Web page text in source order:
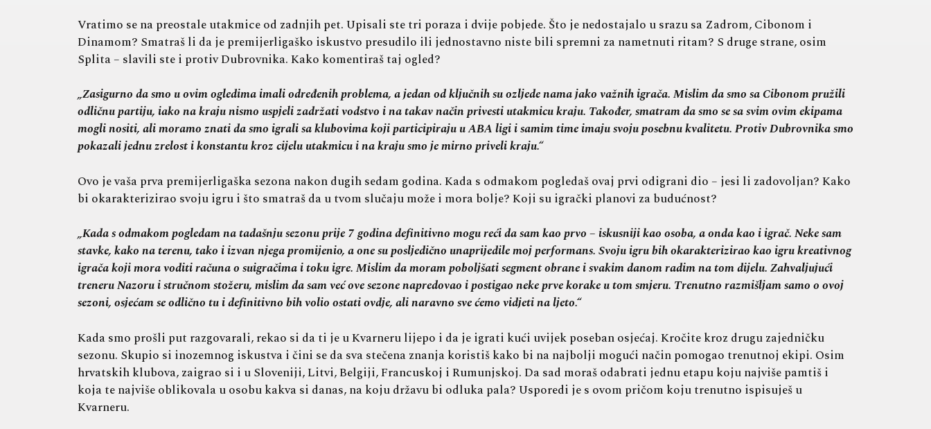
Vratimo se na preostale utakmice od zadnjih pet. Upisali ste tri poraza i dvije pobjede. Što je nedostajalo u srazu sa Zadrom, Cibonom i
Dinamom? Smatraš li da je premijerligaško iskustvo presudilo ili jednostavno niste bili spremni za nametnuti ritam? S druge strane, osim
Splita – slavili ste i protiv Dubrovnika. Kako komentiraš taj ogled?
„Zasigurno da smo u ovim ogledima imali određenih problema, a jedan od ključnih su ozljede nama jako važnih igrača. Mislim da smo sa Cibonom pružili
odličnu partiju, iako na kraju nismo uspjeli zadržati vodstvo i na takav način privesti utakmicu kraju. Također, smatram da smo se sa svim ovim ekipama
mogli nositi, ali moramo znati da smo igrali sa klubovima koji participiraju u ABA ligi i samim time imaju svoju posebnu kvalitetu. Protiv Dubrovnika smo
pokazali jednu zrelost i konstantu kroz cijelu utakmicu i na kraju smo je mirno priveli kraju.“
Ovo je vaša prva premijerligaška sezona nakon dugih sedam godina. Kada s odmakom pogledaš ovaj prvi odigrani dio – jesi li zadovoljan? Kako
bi okarakterizirao svoju igru i što smatraš da u tvom slučaju može i mora bolje? Koji su igrački planovi za budućnost?
„Kada s odmakom pogledam na tadašnju sezonu prije 7 godina definitivno mogu reći da sam kao prvo – iskusniji kao osoba, a onda kao i igrač. Neke sam
stavke, kako na terenu, tako i izvan njega promijenio, a one su posljedično unaprijedile moj performans. Svoju igru bih okarakterizirao kao igru kreativnog
igrača koji mora voditi računa o suigračima i toku igre. Mislim da moram poboljšati segment obrane i svakim danom radim na tom dijelu. Zahvaljujući
treneru Nazoru i stručnom stožeru, mislim da sam već ove sezone napredovao i postigao neke prve korake u tom smjeru. Trenutno razmišljam samo o ovoj
sezoni, osjećam se odlično tu i definitivno bih volio ostati ovdje, ali naravno sve ćemo vidjeti na ljeto.“
Kada smo prošli put razgovarali, rekao si da ti je u Kvarneru lijepo i da je igrati kući uvijek poseban osjećaj. Kročite kroz drugu zajedničku
sezonu. Skupio si inozemnog iskustva i čini se da sva stečena znanja koristiš kako bi na najbolji mogući način pomogao trenutnoj ekipi. Osim
hrvatskih klubova, zaigrao si i u Sloveniji, Litvi, Belgiji, Francuskoj i Rumunjskoj. Da sad moraš odabrati jednu etapu koju najviše pamtiš i
koja te najviše oblikovala u osobu kakva si danas, na koju državu bi odluka pala? Usporedi je s ovom pričom koju trenutno ispisuješ u
Kvarneru.